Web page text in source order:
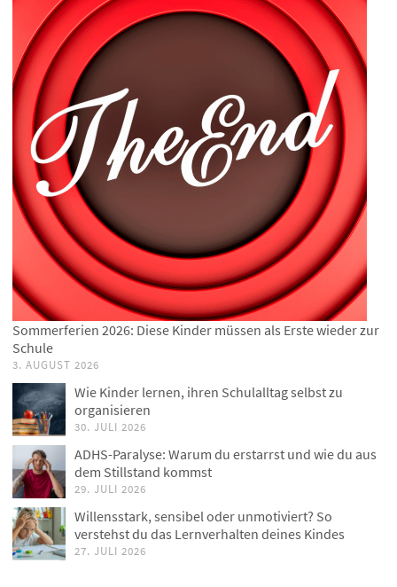
Sommerferien 2026: Diese Kinder müssen als Erste wieder zur
Schule
3. AUGUST 2026
Wie Kinder lernen, ihren Schulalltag selbst zu
organisieren
30. JULI 2026
ADHS-Paralyse: Warum du erstarrst und wie du aus
dem Stillstand kommst
29. JULI 2026
Willensstark, sensibel oder unmotiviert? So
verstehst du das Lernverhalten deines Kindes
27. JULI 2026